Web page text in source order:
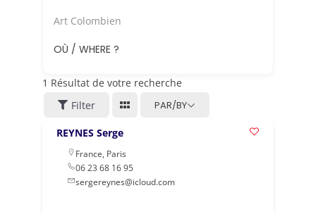
Art Colombien
OÙ / WHERE ?
1 Résultat de votre recherche
Filter
PAR/BY
REYNES Serge
France, Paris
06 23 68 16 95
sergereynes@icloud.com